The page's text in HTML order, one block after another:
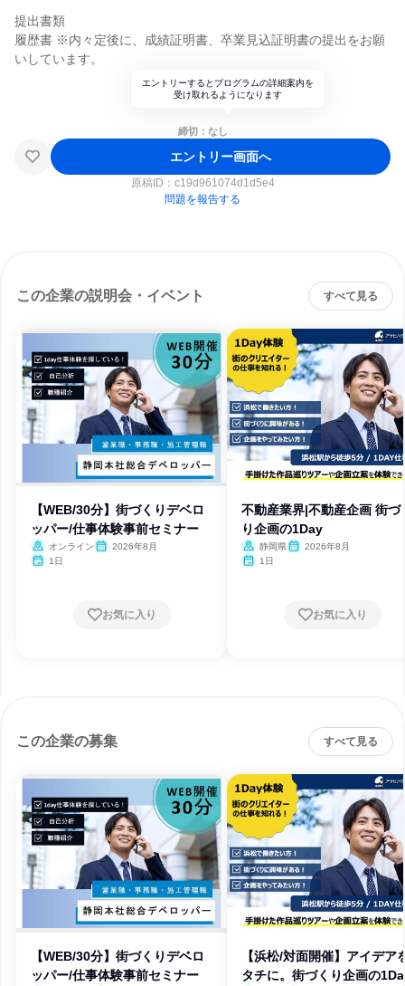
提出書類
履歴書 ※内々定後に、成績証明書、卒業見込証明書の提出をお願
いしています。
エントリーするとプログラムの詳細案内を
受け取れるようになります
締切：なし
エントリー画面へ
原稿ID： c19d961074d1d5e4
問題を報告する
この企業の説明会・イベント すべて見る
【WEB/30分】街づくりデベロ
ッパー/仕事体験事前セミナー
オンライン
2026年8月
1日
お気に入り
不動産業界|不動産企画 街づ
り企画の1Day
静岡県
2026年8月
1日
お気に入り
この企業の募集 すべて見る
【WEB/30分】街づくりデベロ
ッパー/仕事体験事前セミナー
【浜松/対面開催】アイデア
タチに。街づくり企画の